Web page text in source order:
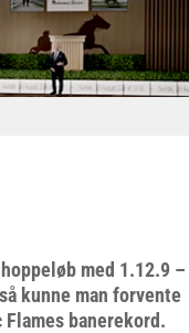
med 1.12.9 –
kunne man forvente
banerekord.